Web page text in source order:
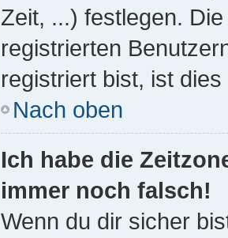
Zeit, ...) festlegen.
registrierten
registriert bist, ist
Nach oben
Ich habe die
immer noch falsch!
Wenn du dir sicher